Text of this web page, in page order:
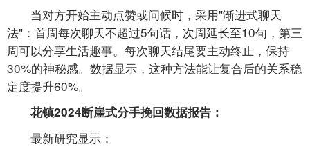
当对方开始主动点赞或问候时，采用"渐进式聊天
法"：首周每次聊天不超过5句话，次周延长至10句，第三
周可以分享生活趣事。每次聊天结尾要主动终止，保持
30%的神秘感。数据显示，这种方法能让复合后的关系稳
定度提升60%。
花镇2024断崖式分手挽回数据报告：
最新研究显示：